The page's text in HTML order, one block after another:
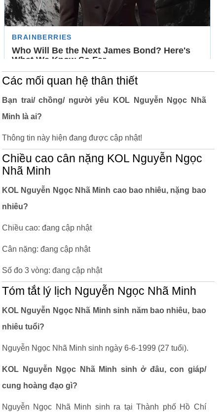
Các mối quan hệ thân thiết
Bạn trai/ chồng/ người yêu KOL Nguyễn Ngọc Nhã
Minh là ai?
Thông tin này hiện đang được cập nhật!
Chiều cao cân nặng KOL Nguyễn Ngọc
Nhã Minh
KOL Nguyễn Ngọc Nhã Minh cao bao nhiêu, nặng bao
nhiêu?
Chiều cao: đang cập nhật
Cân nặng: đang cập nhật
Số đo 3 vòng: đang cập nhật
Tóm tắt lý lịch Nguyễn Ngọc Nhã Minh
KOL Nguyễn Ngọc Nhã Minh sinh năm bao nhiêu, bao
nhiêu tuổi?
Nguyễn Ngọc Nhã Minh sinh ngày 6-6-1999 (27 tuổi).
KOL Nguyễn Ngọc Nhã Minh sinh ở đâu, con giáp/
cung hoàng đạo gì?
Nguyễn Ngọc Nhã Minh sinh ra tại Thành phố Hồ Chí